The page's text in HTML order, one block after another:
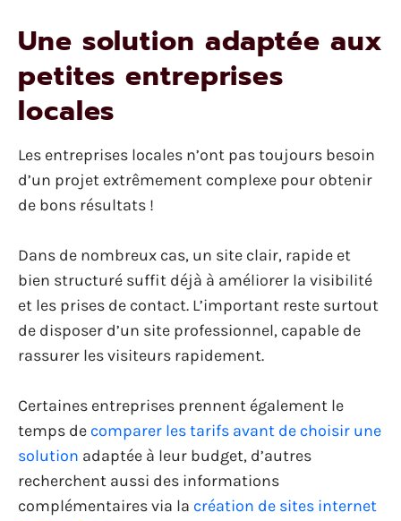
Une solution adaptée aux
petites entreprises
locales
Les entreprises locales n’ont pas toujours besoin
d’un projet extrêmement complexe pour obtenir
de bons résultats !
Dans de nombreux cas, un site clair, rapide et
bien structuré suffit déjà à améliorer la visibilité
et les prises de contact. L’important reste surtout
de disposer d’un site professionnel, capable de
rassurer les visiteurs rapidement.
Certaines entreprises prennent également le
temps de comparer les tarifs avant de choisir une
solution adaptée à leur budget, d’autres
recherchent aussi des informations
complémentaires via la création de sites internet